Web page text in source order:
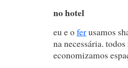
no hotel
eu e oferusamos
na necessária.
economizamos